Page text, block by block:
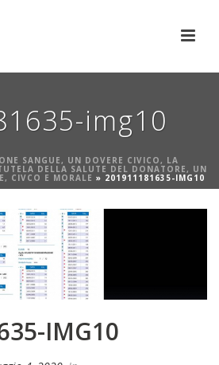
img10
SANGUE, UN DOVERE CIVICO, LA
DELLA SALUTE DEL DONATORE, UN
CIVCO E MORALE » 201911181635-IMG10
IMG10